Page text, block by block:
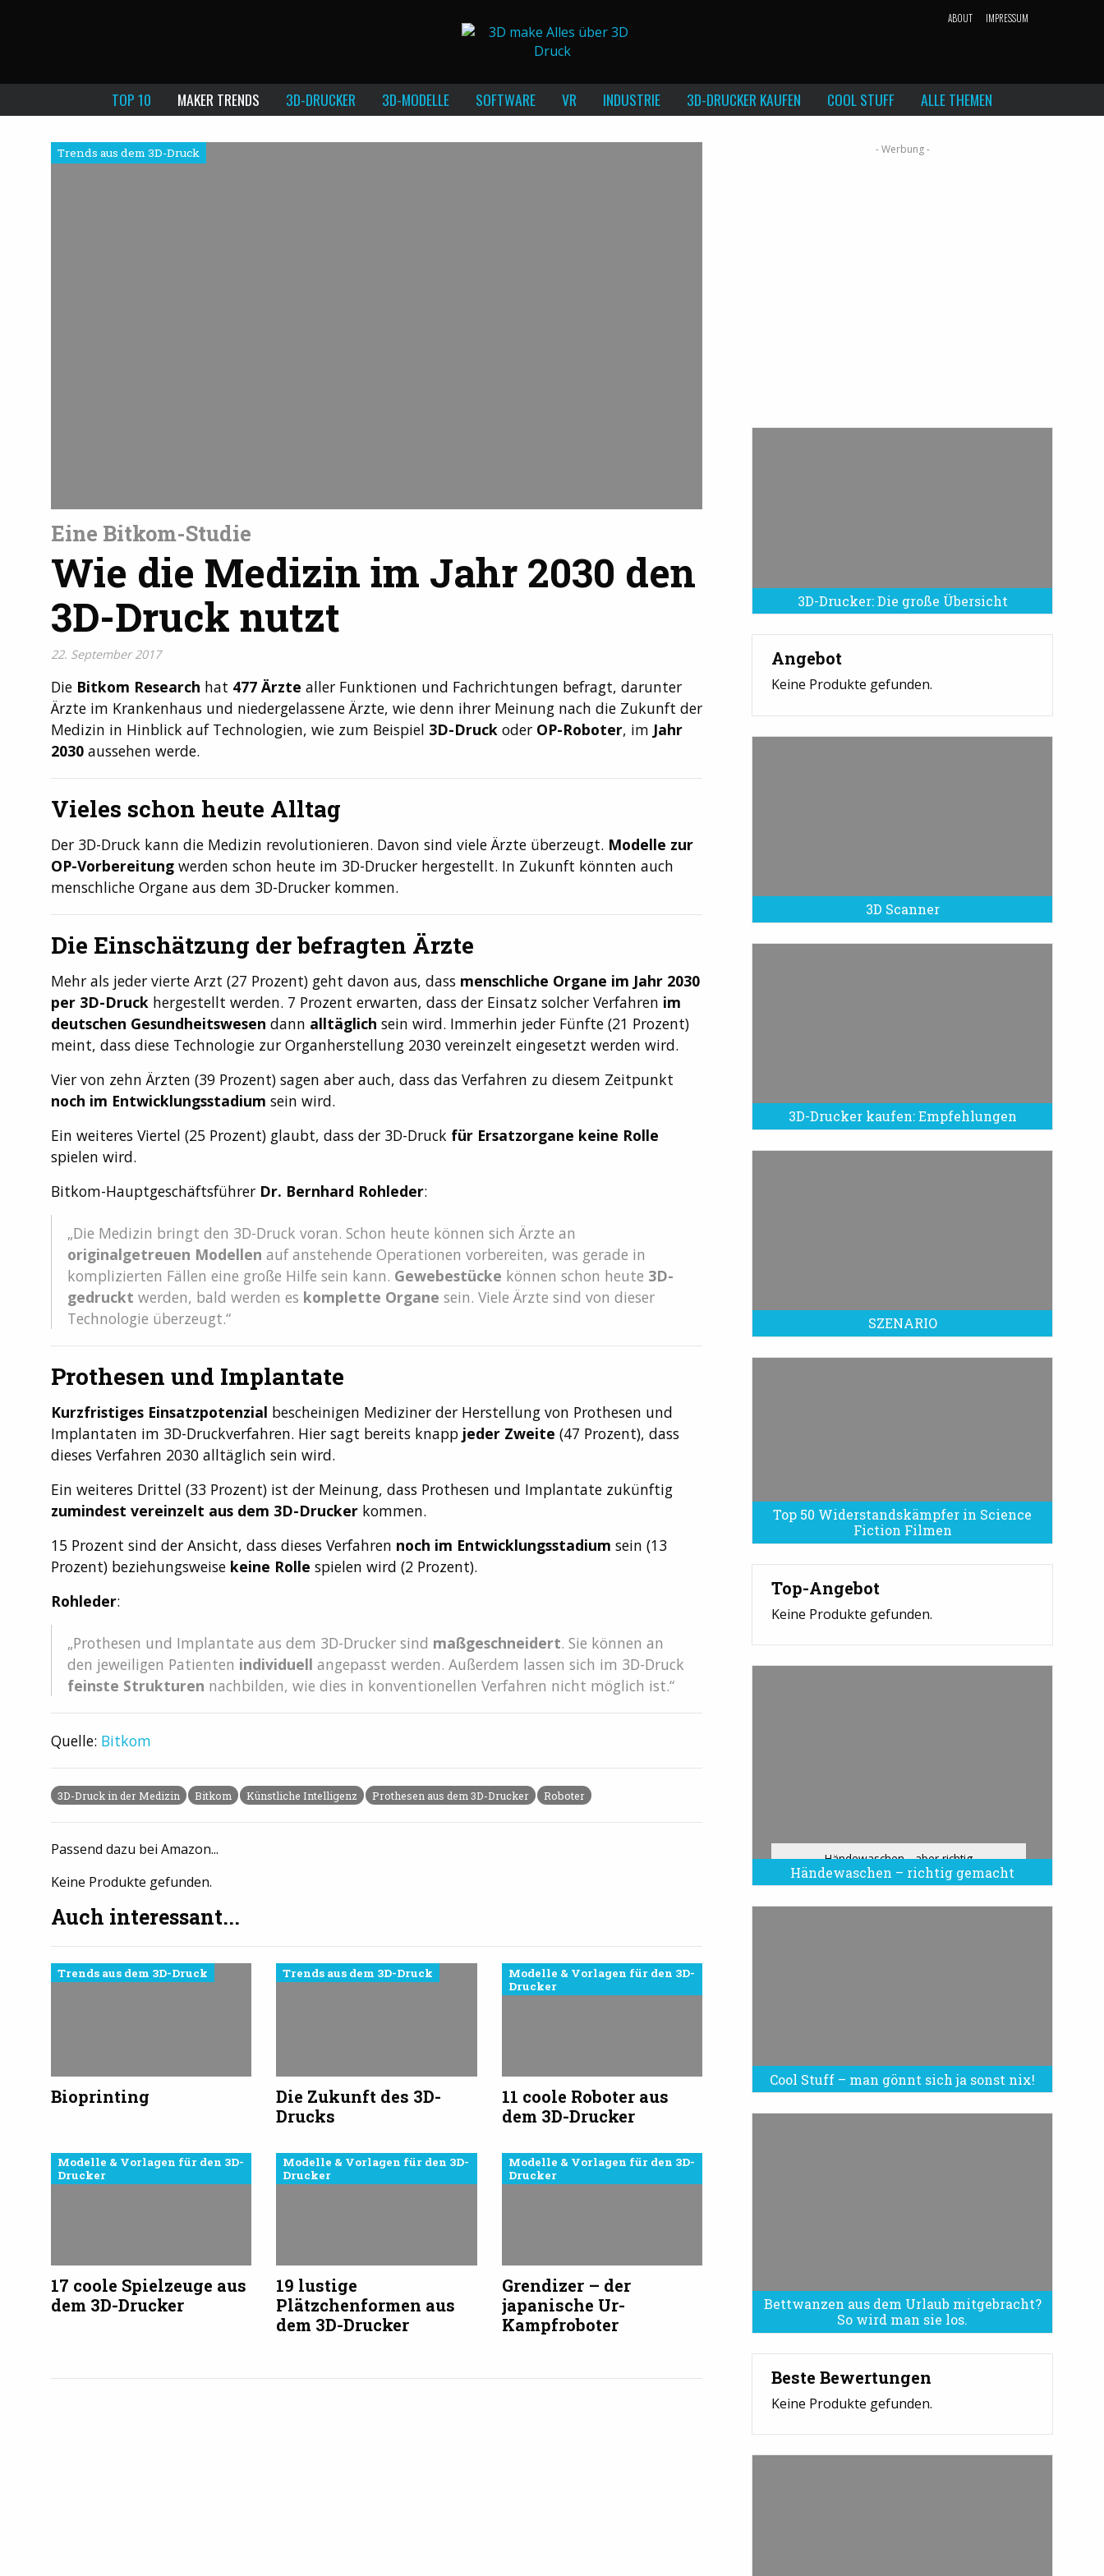
ABOUT IMPRESSUM
TOP 10 MAKER TRENDS 3D-DRUCKER 3D-MODELLE SOFTWARE VR INDUSTRIE 3D-DRUCKER KAUFEN COOL STUFF ALLE THEMEN
Trends aus dem 3D-Druck
Eine Bitkom-Studie
Wie die Medizin im Jahr 2030 den
3D-Druck nutzt
22. September 2017
Die Bitkom Research hat 477 Ärzte aller Funktionen und Fachrichtungen befragt, darunter
Ärzte im Krankenhaus und niedergelassene Ärzte, wie denn ihrer Meinung nach die Zukunft der
Medizin in Hinblick auf Technologien, wie zum Beispiel 3D-Druck oder OP-Roboter, im Jahr
2030 aussehen werde.
Vieles schon heute Alltag
Der 3D-Druck kann die Medizin revolutionieren. Davon sind viele Ärzte überzeugt. Modelle zur
OP-Vorbereitung werden schon heute im 3D-Drucker hergestellt. In Zukunft könnten auch
menschliche Organe aus dem 3D-Drucker kommen.
Die Einschätzung der befragten Ärzte
Mehr als jeder vierte Arzt (27 Prozent) geht davon aus, dass menschliche Organe im Jahr 2030
per 3D-Druck hergestellt werden. 7 Prozent erwarten, dass der Einsatz solcher Verfahren im
deutschen Gesundheitswesen dann alltäglich sein wird. Immerhin jeder Fünfte (21 Prozent)
meint, dass diese Technologie zur Organherstellung 2030 vereinzelt eingesetzt werden wird.
Vier von zehn Ärzten (39 Prozent) sagen aber auch, dass das Verfahren zu diesem Zeitpunkt
noch im Entwicklungsstadium sein wird.
Ein weiteres Viertel (25 Prozent) glaubt, dass der 3D-Druck für Ersatzorgane keine Rolle
spielen wird.
Bitkom-Hauptgeschäftsführer Dr. Bernhard Rohleder:
„Die Medizin bringt den 3D-Druck voran. Schon heute können sich Ärzte an
originalgetreuen Modellen auf anstehende Operationen vorbereiten, was gerade in
komplizierten Fällen eine große Hilfe sein kann. Gewebestücke können schon heute 3D-
gedruckt werden, bald werden es komplette Organe sein. Viele Ärzte sind von dieser
Technologie überzeugt.“
Prothesen und Implantate
Kurzfristiges Einsatzpotenzial bescheinigen Mediziner der Herstellung von Prothesen und
Implantaten im 3D-Druckverfahren. Hier sagt bereits knapp jeder Zweite (47 Prozent), dass
dieses Verfahren 2030 alltäglich sein wird.
Ein weiteres Drittel (33 Prozent) ist der Meinung, dass Prothesen und Implantate zukünftig
zumindest vereinzelt aus dem 3D-Drucker kommen.
15 Prozent sind der Ansicht, dass dieses Verfahren noch im Entwicklungsstadium sein (13
Prozent) beziehungsweise keine Rolle spielen wird (2 Prozent).
Rohleder:
„Prothesen und Implantate aus dem 3D-Drucker sind maßgeschneidert. Sie können an
den jeweiligen Patienten individuell angepasst werden. Außerdem lassen sich im 3D-Druck
feinste Strukturen nachbilden, wie dies in konventionellen Verfahren nicht möglich ist.“
Quelle: Bitkom
3D-Druck in der Medizin Bitkom Künstliche Intelligenz Prothesen aus dem 3D-Drucker Roboter
Passend dazu bei Amazon...
Keine Produkte gefunden.
Auch interessant...
Trends aus dem 3D-Druck
Bioprinting
Trends aus dem 3D-Druck
Die Zukunft des 3D-
Drucks
Modelle & Vorlagen für den 3D-
Drucker
11 coole Roboter aus
dem 3D-Drucker
Modelle & Vorlagen für den 3D-
Drucker
17 coole Spielzeuge aus
dem 3D-Drucker
Modelle & Vorlagen für den 3D-
Drucker
19 lustige
Plätzchenformen aus
dem 3D-Drucker
Modelle & Vorlagen für den 3D-
Drucker
Grendizer – der
japanische Ur-
Kampfroboter
3D-Drucker: Die große Übersicht
Angebot
Keine Produkte gefunden.
3D Scanner
3D-Drucker kaufen: Empfehlungen
SZENARIO
Top 50 Widerstandskämpfer in Science
Fiction Filmen
Top-Angebot
Keine Produkte gefunden.
Händewaschen – richtig gemacht
Händewaschen - aber richtig
Cool Stuff – man gönnt sich ja sonst nix!
Bettwanzen aus dem Urlaub mitgebracht?
So wird man sie los.
Bettwanzen sind eine Plage
Beste Bewertungen
Keine Produkte gefunden.